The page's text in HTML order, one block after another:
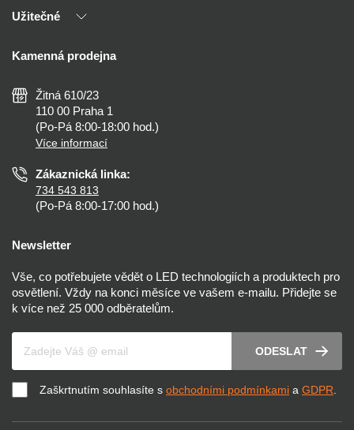
Kontakty
Výhody T-LED
Montáž
Nejčastější dotazy
Než koupíte
Osvětlení dle místnosti
Užitečné
Reklamace a vrácení
Zásady ochrany soukromí
Nastavení cookies
Prohlášení o přístupnosti
Kamenná prodejna
Žitná 610/23
110 00 Praha 1
(Po-Pá 8:00-18:00 hod.)
Více informací
Zákaznická linka:
734 543 813
(Po-Pá 8:00-17:00 hod.)
Newsletter
Vše, co potřebujete vědět o LED technologiích a produktech pro
osvětlení. Vždy na konci měsíce ve vašem e-mailu. Přidejte se
k více než 25 000 odběratelům.
ODESLAT
Zaškrtnutím souhlasíte s obchodními podmínkami a GDPR